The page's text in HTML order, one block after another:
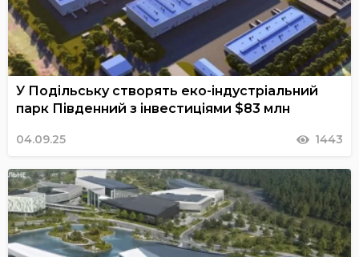
У Подільську створять еко-індустріальний
парк Південний з інвестиціями $83 млн
04.09.25 1443